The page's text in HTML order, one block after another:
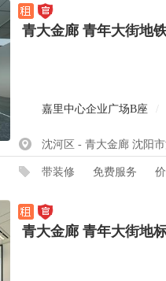
青大金廊 青年大街地
嘉里中心企业广场B座 /
沈河区 - 青大金廊 沈阳
带装修 免费服务
青大金廊 青年大街地